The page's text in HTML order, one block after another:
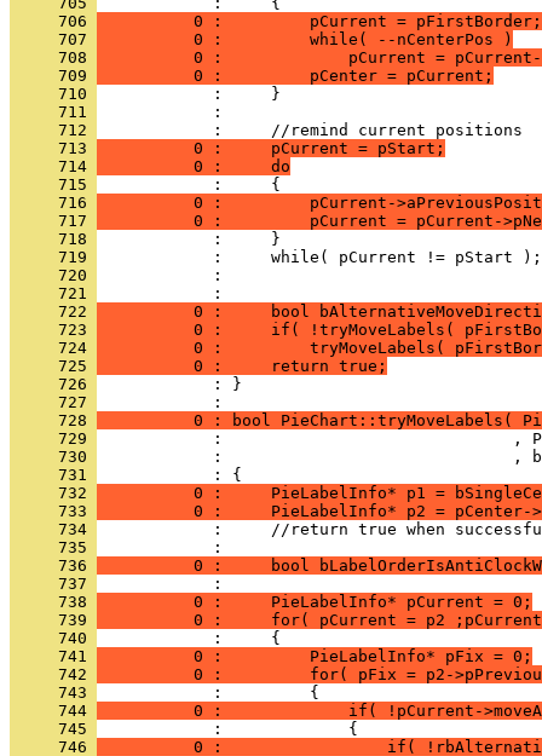
     706
          0 :         pCurrent = pFirstBorder;
     707
          0 :         while( --nCenterPos )
     708
0 :             pCurrent =
     709
          0 :         pCenter = pCurrent;
     710
     711
     712
     713
          0 :     pCurrent = pStart;
     714
          0 :     do
     715
     716
0 :         pCurrent-
     717
0 :         pCurrent = pCurrent-
     718
     719
     720
     721
     722
0 :     bool
     723
0 :     if( !tryMoveLabels(
     724
0 :         tryMoveLabels(
     725
          0 :     return true;
     726
            : }
     727
     728
0 : bool PieChart::tryMoveLabels(
     729
     730
     731
     732
0 :     PieLabelInfo* p1 =
     733
0 :     PieLabelInfo* p2 = pCenter-
     734
     735
     736
0 :     bool
     737
     738
          0 :     PieLabelInfo* pCurrent = 0;
     739
0 :     for( pCurrent = p2
     740
     741
          0 :         PieLabelInfo* pFix = 0;
     742
0 :         for( pFix = p2-
     743
     744
0 :             if( !pCurrent-
     745
     746
0 :                 if(